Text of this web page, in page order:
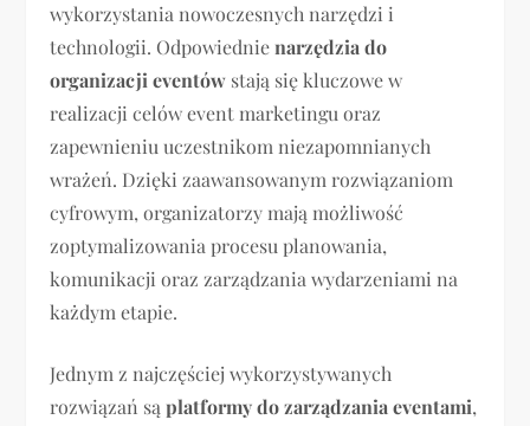
wykorzystania nowoczesnych narzędzi i
technologii. Odpowiednienarzędzia do
organizacji eventów stają się kluczowe w
realizacji celów event marketingu oraz
zapewnieniu uczestnikom niezapomnianych
wrażeń. Dzięki zaawansowanym rozwiązaniom
cyfrowym, organizatorzy mają możliwość
zoptymalizowania procesu planowania,
komunikacji oraz zarządzania wydarzeniami na
każdym etapie.
Jednym z najczęściej wykorzystywanych
rozwiązań sąplatformy do zarządzania eventami,